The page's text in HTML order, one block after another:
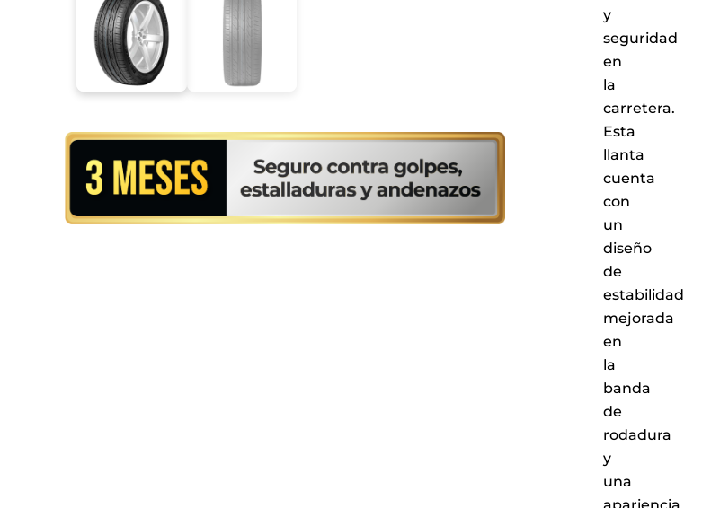
y
seguridad
en
la
carretera.
Esta
llanta
cuenta
con
un
diseño
de
estabilidad
mejorada
en
la
banda
de
rodadura
y
una